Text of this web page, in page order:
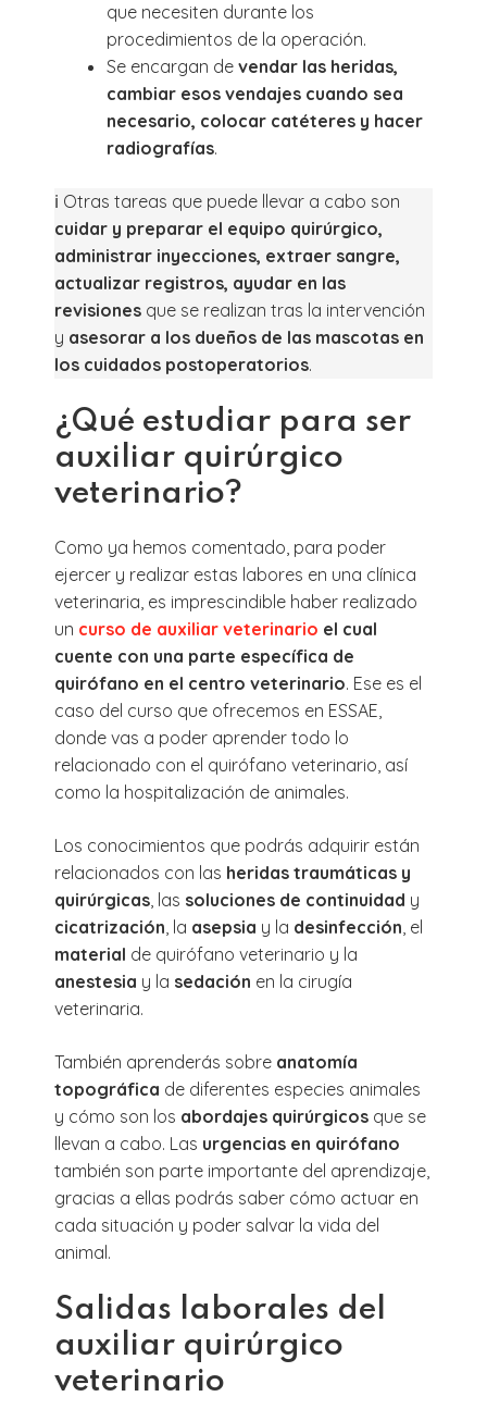
que necesiten durante los
procedimientos de la operación.
Se encargan de vendar las heridas,
cambiar esos vendajes cuando sea
necesario, colocar catéteres y hacer
radiografías.
ℹ️ Otras tareas que puede llevar a cabo son
cuidar y preparar el equipo quirúrgico,
administrar inyecciones, extraer sangre,
actualizar registros, ayudar en las
revisiones que se realizan tras la intervención
y asesorar a los dueños de las mascotas en
los cuidados postoperatorios.
¿Qué estudiar para ser
auxiliar quirúrgico
veterinario?
Como ya hemos comentado, para poder
ejercer y realizar estas labores en una clínica
veterinaria, es imprescindible haber realizado
un curso de auxiliar veterinario el cual
cuente con una parte específica de
quirófano en el centro veterinario. Ese es el
caso del curso que ofrecemos en ESSAE,
donde vas a poder aprender todo lo
relacionado con el quirófano veterinario, así
como la hospitalización de animales.
Los conocimientos que podrás adquirir están
relacionados con las heridas traumáticas y
quirúrgicas , las soluciones de continuidad y
cicatrización , la asepsia y la desinfección , el
material de quirófano veterinario y la
anestesia y la sedación en la cirugía
veterinaria.
También aprenderás sobre anatomía
topográfica de diferentes especies animales
y cómo son los abordajes quirúrgicos que se
llevan a cabo. Las urgencias en quirófano
también son parte importante del aprendizaje,
gracias a ellas podrás saber cómo actuar en
cada situación y poder salvar la vida del
animal.
Salidas laborales del
auxiliar quirúrgico
veterinario